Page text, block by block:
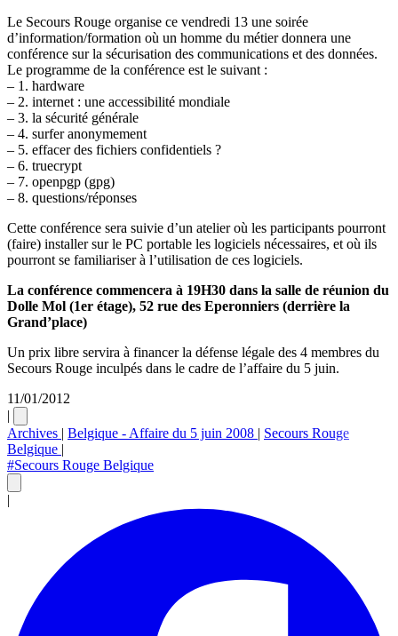
Le Secours Rouge organise ce vendredi 13 une soirée
d’information/formation où un homme du métier donnera une
conférence sur la sécurisation des communications et des données.
Le programme de la conférence est le suivant :
– 1. hardware
– 2. internet : une accessibilité mondiale
– 3. la sécurité générale
– 4. surfer anonymement
– 5. effacer des fichiers confidentiels ?
– 6. truecrypt
– 7. openpgp (gpg)
– 8. questions/réponses
Cette conférence sera suivie d’un atelier où les participants pourront
(faire) installer sur le PC portable les logiciels nécessaires, et où ils
pourront se familiariser à l’utilisation de ces logiciels.
La conférence commencera à 19H30 dans la salle de réunion du
Dolle Mol (1er étage), 52 rue des Eperonniers (derrière la
Grand’place)
Un prix libre servira à financer la défense légale des 4 membres du
Secours Rouge inculpés dans le cadre de l’affaire du 5 juin.
11/01/2012
|
Archives | Belgique - Affaire du 5 juin 2008 | Secours Rouge
Belgique |
#Secours Rouge Belgique
|